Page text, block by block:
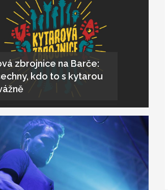
zbrojnice na Barče:
kdo to s kytarou